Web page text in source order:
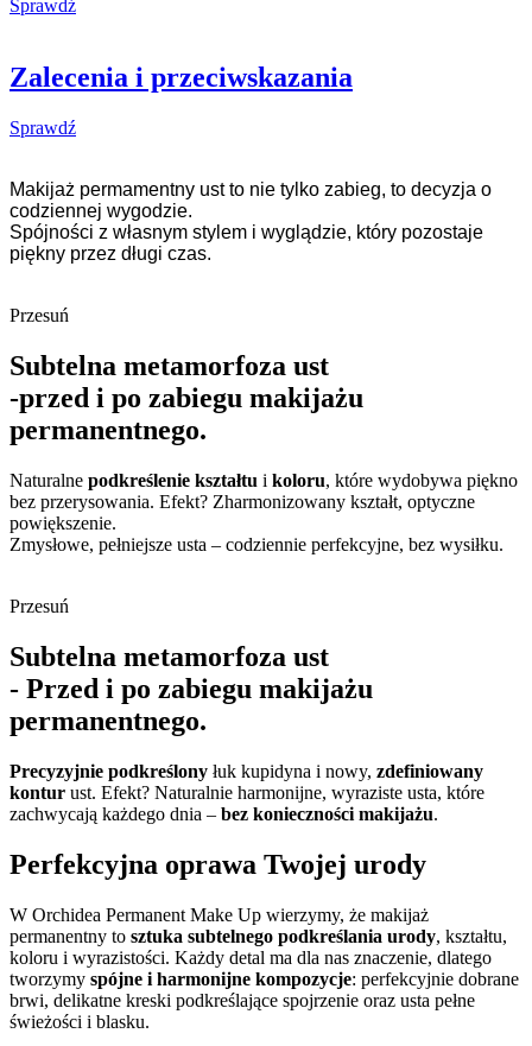
Sprawdź
Zalecenia i przeciwskazania
Sprawdź
Makijaż permamentny ust to nie tylko zabieg, to decyzja o
codziennej wygodzie.
Spójności z własnym stylem i wyglądzie, który pozostaje
piękny przez długi czas.
Przesuń
Subtelna metamorfoza ust
-przed i po zabiegu makijażu
permanentnego.
Naturalne podkreślenie kształtu i koloru, które wydobywa piękno
bez przerysowania. Efekt? Zharmonizowany kształt, optyczne
powiększenie.
Zmysłowe, pełniejsze usta – codziennie perfekcyjne, bez wysiłku.
Przesuń
Subtelna metamorfoza ust
- Przed i po zabiegu makijażu
permanentnego.
Precyzyjnie podkreślony łuk kupidyna i nowy, zdefiniowany
kontur ust. Efekt? Naturalnie harmonijne, wyraziste usta, które
zachwycają każdego dnia – bez konieczności makijażu.
Perfekcyjna oprawa Twojej urody
W Orchidea Permanent Make Up wierzymy, że makijaż
permanentny to sztuka subtelnego podkreślania urody, kształtu,
koloru i wyrazistości. Każdy detal ma dla nas znaczenie, dlatego
tworzymy spójne i harmonijne kompozycje: perfekcyjnie dobrane
brwi, delikatne kreski podkreślające spojrzenie oraz usta pełne
świeżości i blasku.